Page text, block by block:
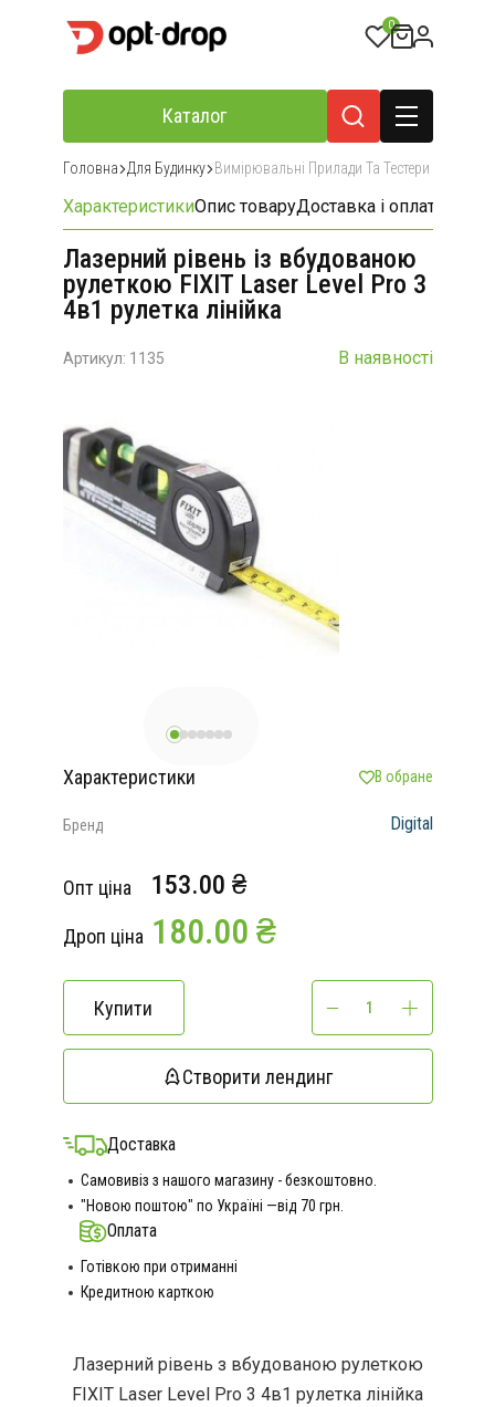
0
Каталог
Головна Для Будинку Вимірювальні Прилади Та Тестери
ХарактеристикиОпис товаруДоставка і оплата
Лазерний рівень із вбудованою
рулеткою FIXIT Laser Level Pro 3
4в1 рулетка лінійка
Артикул: 1135 В наявності
Характеристики В обране
Бренд Digital
Опт ціна 153.00 ₴
Дроп ціна 180.00 ₴
Купити
Створити лендинг
Доставка
Самовивіз з нашого магазину - безкоштовно.
"Новою поштою" по Україні —від 70 грн.
Оплата
Готівкою при отриманні
Кредитною карткою
Лазерний рівень з вбудованою рулеткою
FIXIT Laser Level Pro 3 4в1 рулетка лінійка